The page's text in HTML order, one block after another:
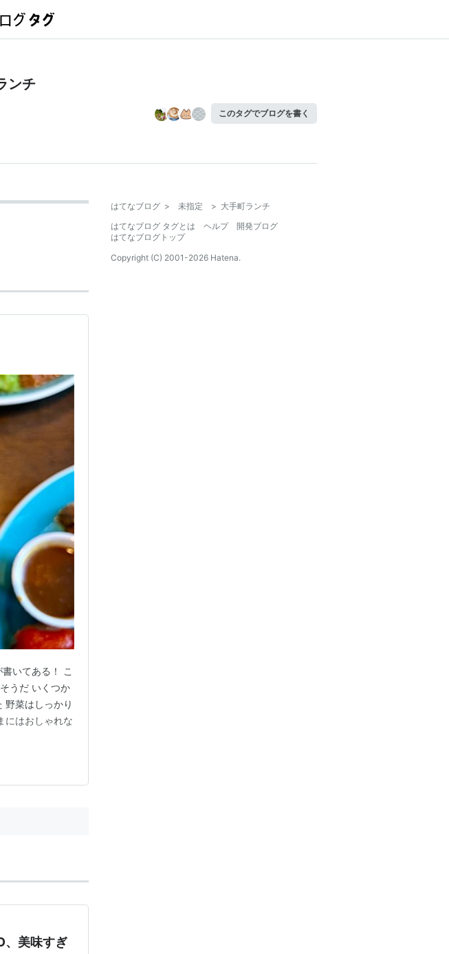
ンチ
このタグでブログを書く
いてある！ こ
うだ いくつか
野菜はしっかり
にはおしゃれな
、美味すぎ
はてなブログ > 未指定 > 大手町ランチ
はてなブログ タグとは
ヘルプ
開発ブログ
はてなブログトップ
Copyright (C) 2001-2026 Hatena.